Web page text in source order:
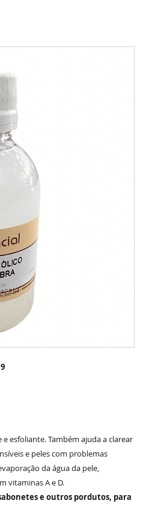
esfoliante. Também ajuda a clarear
e peles com problemas
da água da pele,
vitaminas A e D.
e outros pordutos, para